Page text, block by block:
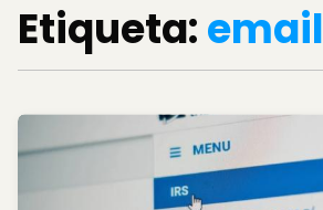
Etiqueta:email